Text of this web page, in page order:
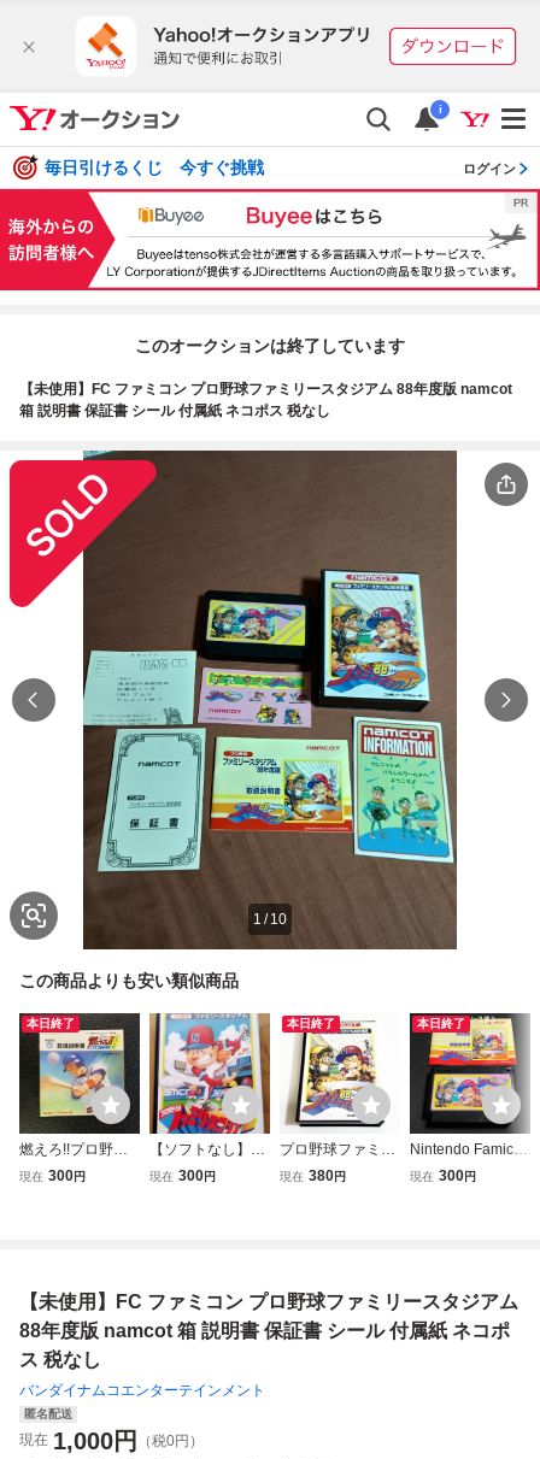
i
毎日引けるくじ 今すぐ挑戦 ログイン
このオークションは終了しています
【未使用】FC ファミコン プロ野球ファミリースタジアム 88年度版 namcot
箱 説明書 保証書 シール 付属紙 ネコポス 税なし
1 / 10
この商品よりも安い類似商品
本日終了
燃えろ!!プロ野球'8
8決定版 取扱説明
ページ FC 1988
現在 300円
【ソフトなし】FC
プロ野球ファミリ
現在 300円
本日終了
プロ野球ファミリ
ースタジアム８８
現在 380円
本日終了
Nintendo Famico
m ファミコン ソフ
現在 300円
【未使用】FC ファミコン プロ野球ファミリースタジアム
88年度版 namcot 箱 説明書 保証書 シール 付属紙 ネコポ
ス 税なし
バンダイナムコエンターテインメント
匿名配送
現在 1,000円 （税0円）